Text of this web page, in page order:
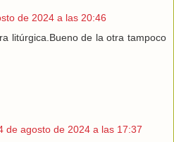
de 2024 a las 20:46
litúrgica.Bueno de la otra tampoco
de agosto de 2024 a las 17:37